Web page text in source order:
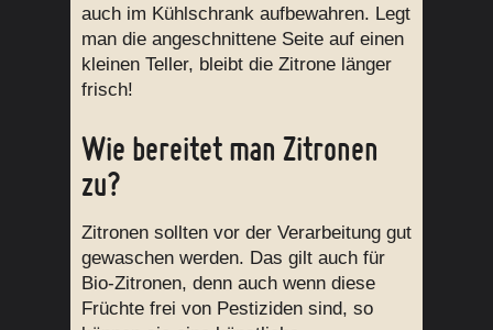
auch im Kühlschrank aufbewahren. Legt
man die angeschnittene Seite auf einen
kleinen Teller, bleibt die Zitrone länger
frisch!
Wie bereitet man Zitronen
zu?
Zitronen sollten vor der Verarbeitung gut
gewaschen werden. Das gilt auch für
Bio-Zitronen, denn auch wenn diese
Früchte frei von Pestiziden sind, so